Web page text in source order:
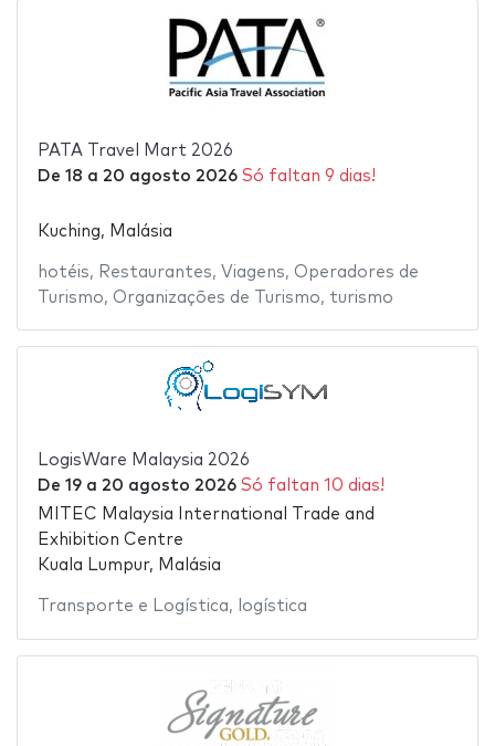
PATA Travel Mart 2026
De 18 a 20 agosto 2026 Só faltan 9 dias!
Kuching, Malásia
hotéis, Restaurantes, Viagens, Operadores de
Turismo, Organizações de Turismo, turismo
LogisWare Malaysia 2026
De 19a 20 agosto 2026 Só faltan 10 dias!
MITEC Malaysia International Trade and
Exhibition Centre
Kuala Lumpur, Malásia
Transporte e Logística, logística